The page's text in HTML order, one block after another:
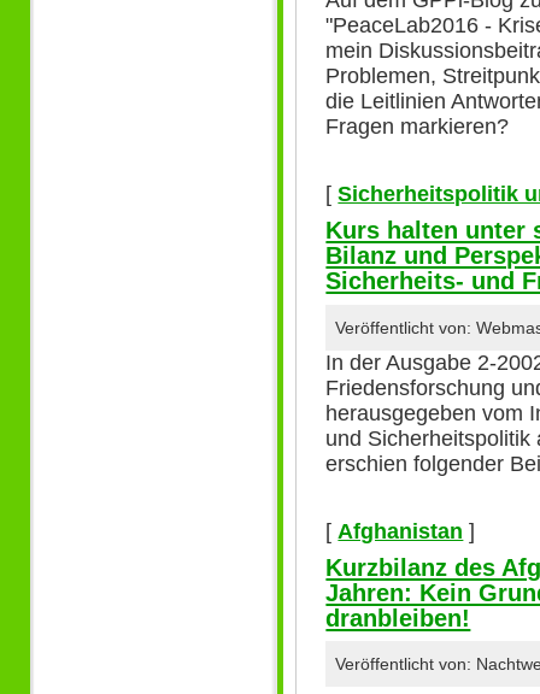
"PeaceLab2016 -
mein
Problemen,
die Leitlinien
Fragen markieren?
[Sicherheitspolitik
Kurs halten unter
Bilanz und
Sicherheits- und
Veröffentlicht von:
In der Ausgabe 2-
Friedensforschung
herausgegeben vom
und Sicherheitspolitik
erschien folgender
[ Afghanistan ]
Kurzbilanz des
Jahren: Kein
dranbleiben!
Veröffentlicht von: